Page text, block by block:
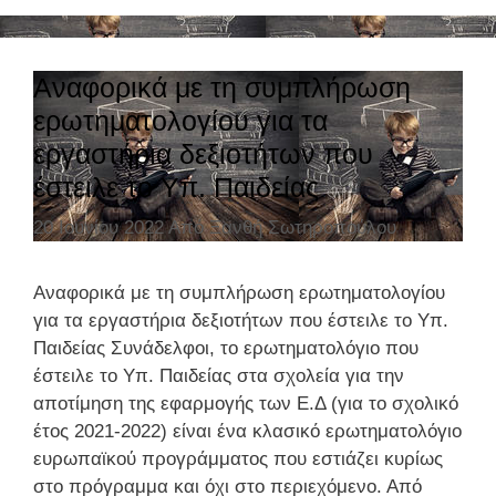
τ
γ
ρ
ί
ε
ς
Αναφορικά με τη συμπλήρωση
ερωτηματολογίου για τα
εργαστήρια δεξιοτήτων που
έστειλε το Υπ. Παιδείας
20 Ιουνίου 2022 ΑπόΞανθή Σωτηροπούλου
Αναφορικά με τη συμπλήρωση ερωτηματολογίου
για τα εργαστήρια δεξιοτήτων που έστειλε το Υπ.
Παιδείας Συνάδελφοι, το ερωτηματολόγιο που
έστειλε το Υπ. Παιδείας στα σχολεία για την
αποτίμηση της εφαρμογής των Ε.Δ (για το σχολικό
έτος 2021-2022) είναι ένα κλασικό ερωτηματολόγιο
ευρωπαϊκού προγράμματος που εστιάζει κυρίως
στο πρόγραμμα και όχι στο περιεχόμενο. Από